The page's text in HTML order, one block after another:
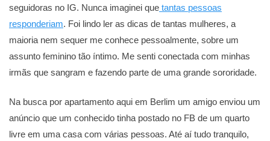
seguidoras no IG. Nunca imaginei que tantas pessoas
responderiam. Foi lindo ler as dicas de tantas mulheres, a
maioria nem sequer me conhece pessoalmente, sobre um
assunto feminino tão íntimo. Me senti conectada com minhas
irmãs que sangram e fazendo parte de uma grande sororidade.
Na busca por apartamento aqui em Berlim um amigo enviou um
anúncio que um conhecido tinha postado no FB de um quarto
livre em uma casa com várias pessoas. Até aí tudo tranquilo,